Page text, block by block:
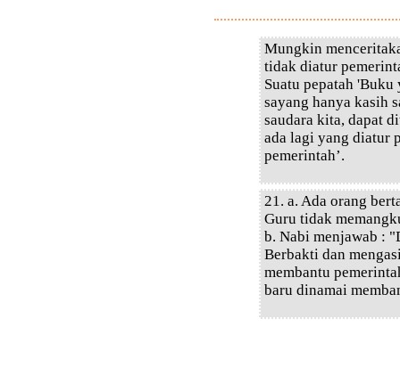
Mungkin
tidak diatur
Suatu pepatah 'Buku
sayang hanya kasih
saudara kita, dapat
ada lagi yang diatur
pemerintah’.
21. a. Ada orang
Guru tidak
b. Nabi menjawab :
Berbakti dan
membantu
baru dinamai